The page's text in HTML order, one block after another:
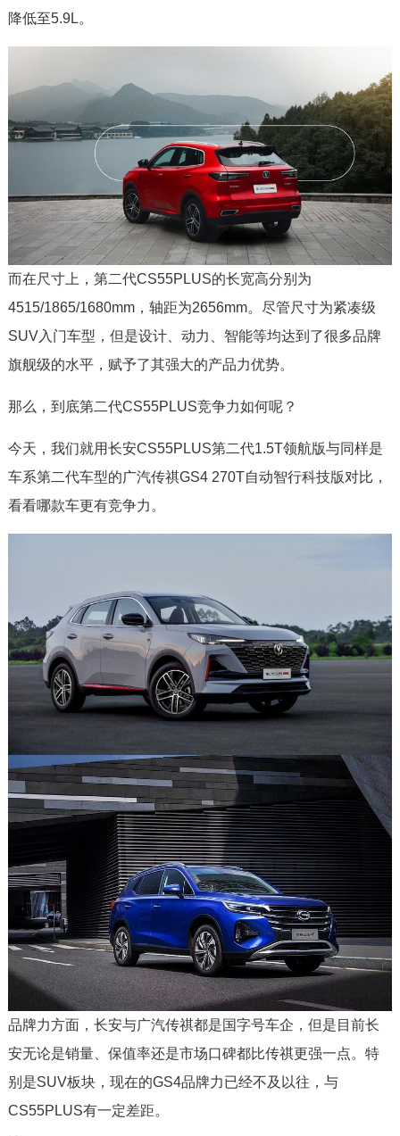
降低至5.9L。
而在尺寸上，第二代CS55PLUS的长宽高分别为
4515/1865/1680mm，轴距为2656mm。尽管尺寸为紧凑级
SUV入门车型，但是设计、动力、智能等均达到了很多品牌
旗舰级的水平，赋予了其强大的产品力优势。
那么，到底第二代CS55PLUS竞争力如何呢？
今天，我们就用长安CS55PLUS第二代1.5T领航版与同样是
车系第二代车型的广汽传祺GS4 270T自动智行科技版对比，
看看哪款车更有竞争力。
品牌力方面，长安与广汽传祺都是国字号车企，但是目前长
安无论是销量、保值率还是市场口碑都比传祺更强一点。特
别是SUV板块，现在的GS4品牌力已经不及以往，与
CS55PLUS有一定差距。